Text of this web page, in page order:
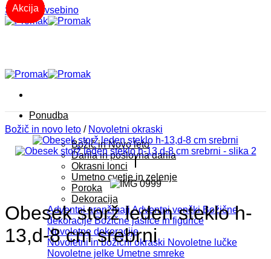
Skoči na vsebino
Ponudba
Božič in Novo leto
Darila in poslovna darila
Okrasni lonci
Umetno cvetje in zelenje
Poroka
Dekoracija
Adventni aranžmaji Adventni venčki Božične
dekoracije Božične jaslice in figurice
Novoletne dekoracije
Novoletni in božični okraski Novoletne lučke
Novoletne jelke Umetne smreke
-20%
-20%
-20%
-20%
-20%
-20%
-20%
Akcija
Akcija
Akcija
Akcija
Akcija
Akcija
Božič in novo leto / Novoletni okraski
Obesek storž leden steklo h-
13,d-8 cm srebrni